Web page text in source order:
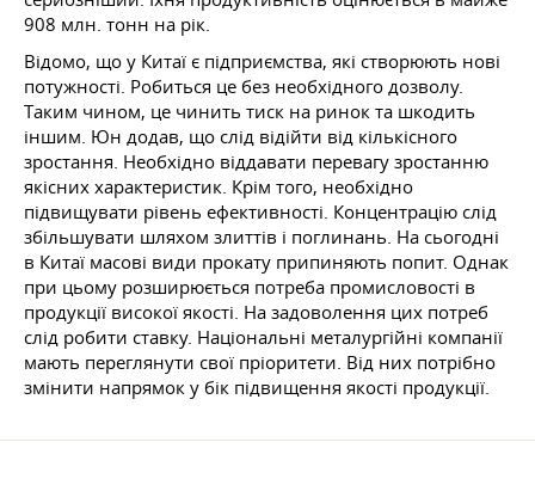
908 млн. тонн на рік.
Відомо, що у Китаї є підприємства, які створюють нові
потужності. Робиться це без необхідного дозволу.
Таким чином, це чинить тиск на ринок та шкодить
іншим. Юн додав, що слід відійти від кількісного
зростання. Необхідно віддавати перевагу зростанню
якісних характеристик. Крім того, необхідно
підвищувати рівень ефективності. Концентрацію слід
збільшувати шляхом злиттів і поглинань. На сьогодні
в Китаї масові види прокату припиняють попит. Однак
при цьому розширюється потреба промисловості в
продукції високої якості. На задоволення цих потреб
слід робити ставку. Національні металургійні компанії
мають переглянути свої пріоритети. Від них потрібно
змінити напрямок у бік підвищення якості продукції.